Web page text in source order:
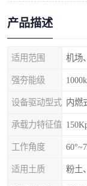
产品描述
适用范围 机场
强夯能级
设备驱动型式 内燃
承载力特征值
工作角度
适用土质 粉土